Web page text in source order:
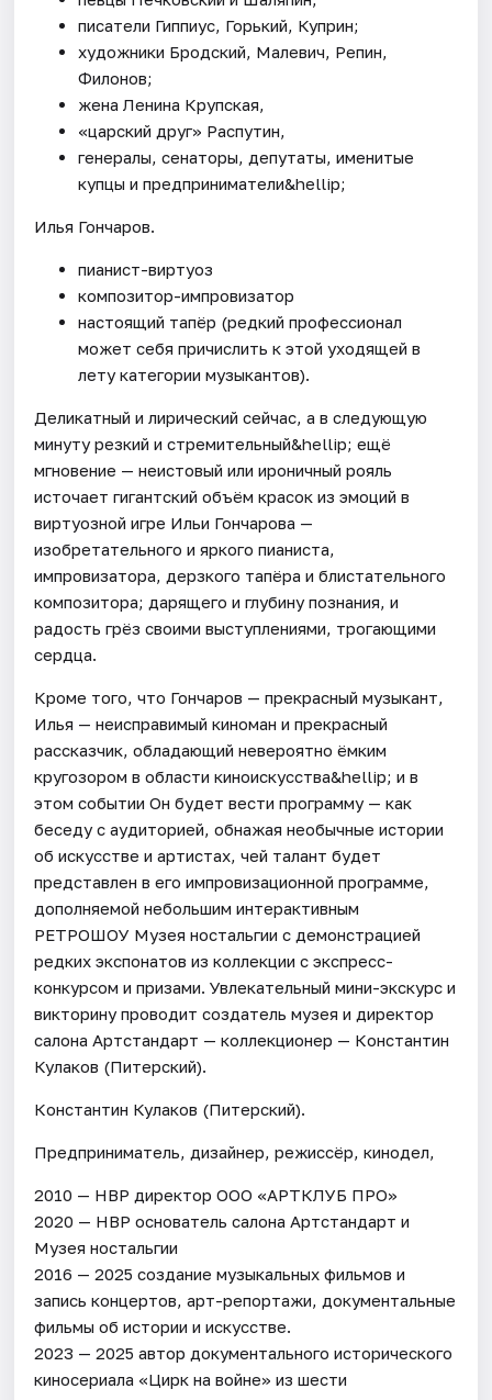
писатели Гиппиус, Горький, Куприн;
художники Бродский, Малевич, Репин,
Филонов;
жена Ленина Крупская,
«царский друг» Распутин,
генералы, сенаторы, депутаты, именитые
купцы и предприниматели&hellip;
Илья Гончаров.
пианист-виртуоз
композитор-импровизатор
настоящий тапёр (редкий профессионал
может себя причислить к этой уходящей в
лету категории музыкантов).
Деликатный и лирический сейчас, а в следующую
минуту резкий и стремительный&hellip; ещё
мгновение — неистовый или ироничный рояль
источает гигантский объём красок из эмоций в
виртуозной игре Ильи Гончарова —
изобретательного и яркого пианиста,
импровизатора, дерзкого тапёра и блистательного
композитора; дарящего и глубину познания, и
радость грёз своими выступлениями, трогающими
сердца.
Кроме того, что Гончаров — прекрасный музыкант,
Илья — неисправимый киноман и прекрасный
рассказчик, обладающий невероятно ёмким
кругозором в области киноискусства&hellip; и в
этом событии Он будет вести программу — как
беседу с аудиторией, обнажая необычные истории
об искусстве и артистах, чей талант будет
представлен в его импровизационной программе,
дополняемой небольшим интерактивным
РЕТРОШОУ Музея ностальгии с демонстрацией
редких экспонатов из коллекции с экспресс-
конкурсом и призами. Увлекательный мини-экскурс и
викторину проводит создатель музея и директор
салона Артстандарт — коллекционер — Константин
Кулаков (Питерский).
Константин Кулаков (Питерский).
Предприниматель, дизайнер, режиссёр, кинодел,
2010 — НВР директор ООО «АРТКЛУБ ПРО»
2020 — НВР основатель салона Артстандарт и
Музея ностальгии
2016 — 2025 создание музыкальных фильмов и
запись концертов, арт-репортажи, документальные
фильмы об истории и искусстве.
2023 — 2025 автор документального исторического
киносериала «Цирк на войне» из шести